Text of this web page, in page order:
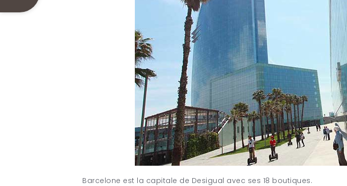
Barcelone est la capitale de Desigual avec ses 18 boutiques.